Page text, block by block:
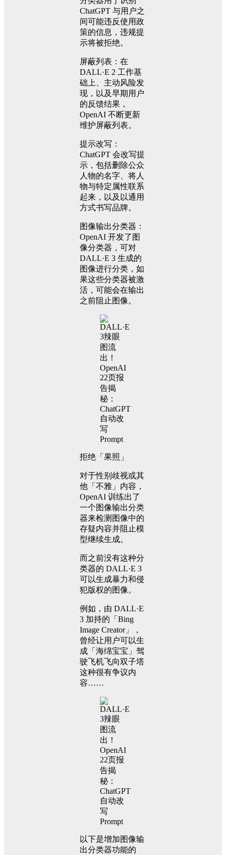
ChatGPT 与用户之
间可能违反使用政
策的信息，违规提
示将被拒绝。
屏蔽列表：在
DALL·E 2 工作基
础上、主动风险发
现，以及早期用户
的反馈结果，
OpenAI 不断更新
维护屏蔽列表。
提示改写：
ChatGPT 会改写提
示，包括删除公众
人物的名字、将人
物与特定属性联系
起来，以及以通用
方式书写品牌。
图像输出分类器：
OpenAI 开发了图
像分类器，可对
DALL·E 3 生成的
图像进行分类，如
果这些分类器被激
活，可能会在输出
之前阻止图像。
拒绝「果照」
对于性别歧视或其
他「不雅」内容，
OpenAI 训练出了
一个图像输出分类
器来检测图像中的
存疑内容并阻止模
型继续生成。
而之前没有这种分
类器的 DALL·E 3
可以生成暴力和侵
犯版权的图像。
例如，由 DALL·E
3 加持的「Bing
Image Creator」，
曾经让用户可以生
成「海绵宝宝」驾
驶飞机飞向双子塔
这种很有争议内
容……
以下是增加图像输
出分类器功能的